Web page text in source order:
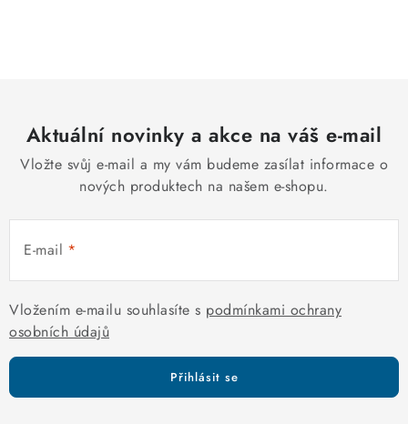
a
c
p
r
v
k
y
v
ý
i
Aktuální novinky a akce na váš e-mail
Vložte svůj e-mail a my vám budeme zasílat informace o
nových produktech na našem e-shopu.
E-mail
Vložením e-mailu souhlasíte s podmínkami ochrany
osobních údajů
Přihlásit se